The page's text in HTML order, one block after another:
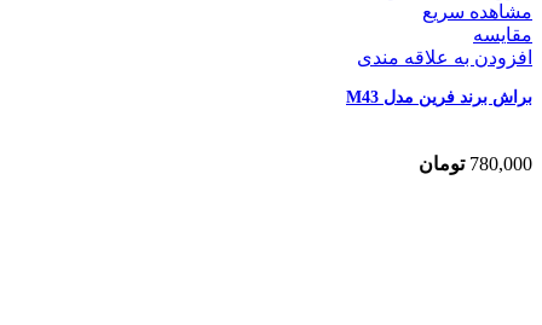
مشاهده سریع
مقایسه
افزودن به علاقه مندی
براش برند فرین مدل M43
780,000 تومان